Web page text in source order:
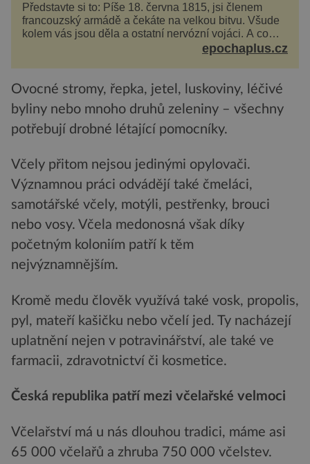
Představte si to: Píše 18. června 1815, jsi členem
francouzský armádě a čekáte na velkou bitvu. Všude
kolem vás jsou děla a ostatní nervózní vojáci. A co
děláte vy? Hrajete si… s jojem! Zdá se v...epochaplus.cz
Ovocné stromy, řepka, jetel, luskoviny, léčivé
byliny nebo mnoho druhů zeleniny – všechny
potřebují drobné létající pomocníky.
Včely přitom nejsou jedinými opylovači.
Významnou práci odvádějí také čmeláci,
samotářské včely, motýli, pestřenky, brouci
nebo vosy. Včela medonosná však díky
početným koloniím patří k těm
nejvýznamnějším.
Kromě medu člověk využívá také vosk, propolis,
pyl, mateří kašičku nebo včelí jed. Ty nacházejí
uplatnění nejen v potravinářství, ale také ve
farmacii, zdravotnictví či kosmetice.
Česká republika patří mezi včelařské velmoci
Včelařství má u nás dlouhou tradici, máme asi
65 000 včelařů a zhruba 750 000 včelstev.